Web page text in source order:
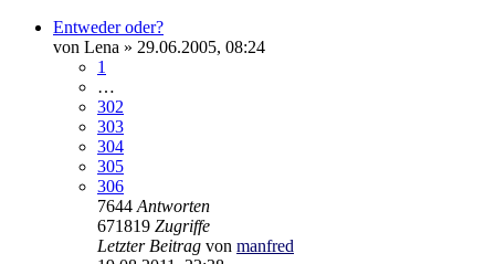
Entweder oder?
von Lena » 29.06.2005, 08:24
1
…
302
303
304
305
306
7644 Antworten
671819 Zugriffe
Letzter Beitrag von manfred